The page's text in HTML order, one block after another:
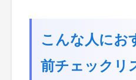
こんな人にお
前チェックリ